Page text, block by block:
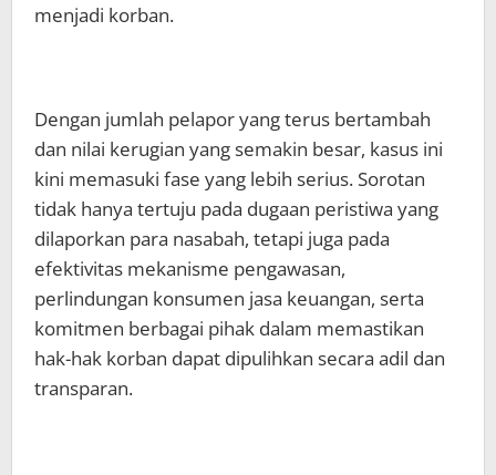
menjadi korban.
Dengan jumlah pelapor yang terus bertambah
dan nilai kerugian yang semakin besar, kasus ini
kini memasuki fase yang lebih serius. Sorotan
tidak hanya tertuju pada dugaan peristiwa yang
dilaporkan para nasabah, tetapi juga pada
efektivitas mekanisme pengawasan,
perlindungan konsumen jasa keuangan, serta
komitmen berbagai pihak dalam memastikan
hak-hak korban dapat dipulihkan secara adil dan
transparan.